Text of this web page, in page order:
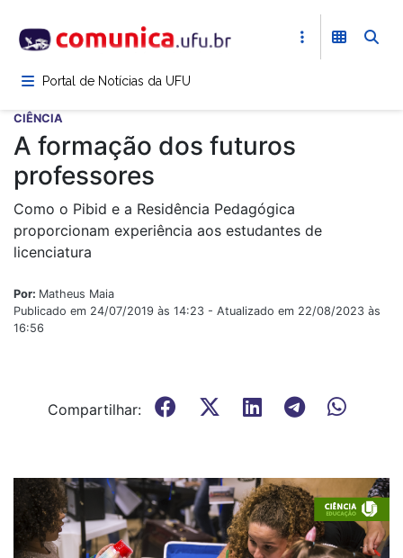
para
conteúdoPortal de Notícias da UFU
CIÊNCIA
A formação dos futuros
professores
Como o Pibid e a Residência Pedagógica
proporcionam experiência aos estudantes de
licenciatura
Por: Matheus Maia
Publicado em 24/07/2019 às 14:23 - Atualizado em 22/08/2023 às
16:56
Compartilhar: